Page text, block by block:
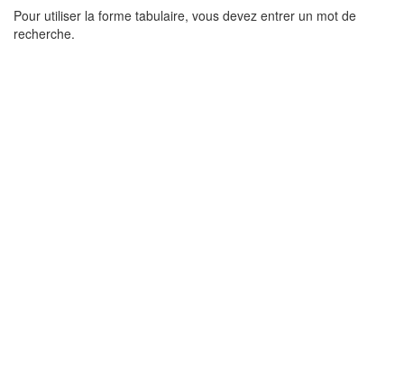
Résultats
de
Pour utiliser la forme tabulaire, vous devez entrer un mot de
recherche.